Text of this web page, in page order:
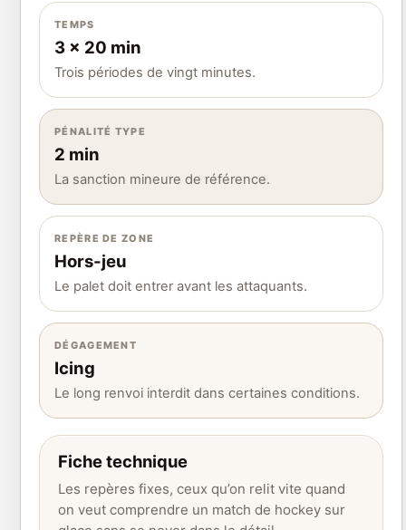
TEMPS
3 x 20 min
Trois périodes de vingt minutes.
PÉNALITÉ TYPE
2 min
La sanction mineure de référence.
REPÈRE DE ZONE
Hors-jeu
Le palet doit entrer avant les attaquants.
DÉGAGEMENT
Icing
Le long renvoi interdit dans certaines conditions.
Fiche technique
Les repères fixes, ceux qu’on relit vite quand
on veut comprendre un match de hockey sur